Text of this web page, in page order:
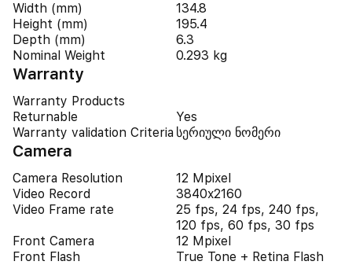
Width (mm)
134.8
Height (mm)
195.4
Depth (mm)
6.3
Nominal Weight
0.293 kg
Warranty
Warranty Products
Returnable
Yes
Warranty validation Criteria სერიული ნომერი
Camera
Camera Resolution
12 Mpixel
Video Record
3840x2160
Video Frame rate
25 fps, 24 fps, 240 fps,
120 fps, 60 fps, 30 fps
Front Camera
12 Mpixel
Front Flash
True Tone + Retina Flash